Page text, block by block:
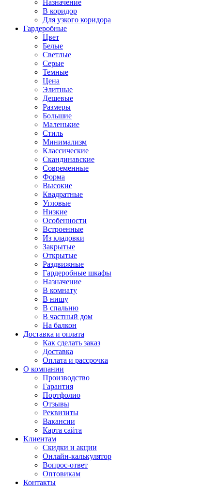
Назначение
В коридор
Для узкого коридора
Гардеробные
Цвет
Белые
Светлые
Серые
Темные
Цена
Элитные
Дешевые
Размеры
Большие
Маленькие
Стиль
Минимализм
Классические
Скандинавские
Современные
Форма
Высокие
Квадратные
Угловые
Низкие
Особенности
Встроенные
Из кладовки
Закрытые
Открытые
Раздвижные
Гардеробные шкафы
Назначение
В комнату
В нишу
В спальню
В частный дом
На балкон
Доставка и оплата
Как сделать заказ
Доставка
Оплата и рассрочка
О компании
Производство
Гарантия
Портфолио
Отзывы
Реквизиты
Вакансии
Карта сайта
Клиентам
Скидки и акции
Онлайн-калькулятор
Вопрос-ответ
Оптовикам
Контакты